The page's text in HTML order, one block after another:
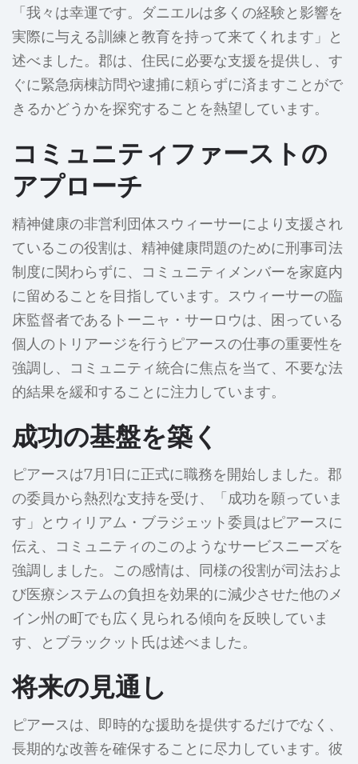
「我々は幸運です。ダニエルは多くの経験と影響を
実際に与える訓練と教育を持って来てくれます」と
述べました。郡は、住民に必要な支援を提供し、す
ぐに緊急病棟訪問や逮捕に頼らずに済ますことがで
きるかどうかを探究することを熱望しています。
コミュニティファーストの
アプローチ
精神健康の非営利団体スウィーサーにより支援され
ているこの役割は、精神健康問題のために刑事司法
制度に関わらずに、コミュニティメンバーを家庭内
に留めることを目指しています。スウィーサーの臨
床監督者であるトーニャ・サーロウは、困っている
個人のトリアージを行うピアースの仕事の重要性を
強調し、コミュニティ統合に焦点を当て、不要な法
的結果を緩和することに注力しています。
成功の基盤を築く
ピアースは7月1日に正式に職務を開始しました。郡
の委員から熱烈な支持を受け、「成功を願っていま
す」とウィリアム・ブラジェット委員はピアースに
伝え、コミュニティのこのようなサービスニーズを
強調しました。この感情は、同様の役割が司法およ
び医療システムの負担を効果的に減少させた他のメ
イン州の町でも広く見られる傾向を反映していま
す、とブラックット氏は述べました。
将来の見通し
ピアースは、即時的な援助を提供するだけでなく、
長期的な改善を確保することに尽力しています。彼